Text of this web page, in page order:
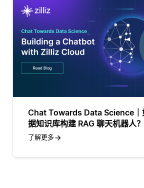
Chat Towards Data Science｜
据知识库构建 RAG 聊天机器人？
了解更多